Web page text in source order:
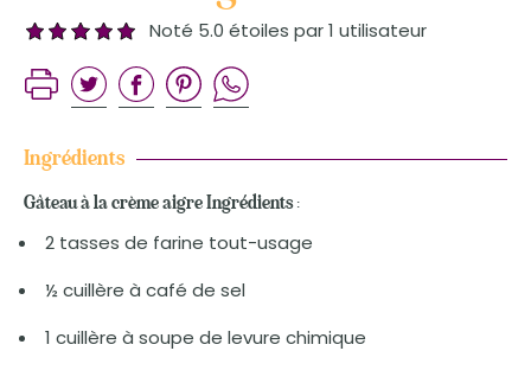
Noté 5.0 étoiles par 1 utilisateur
Ingrédients
Gâteau à la crème aigre Ingrédients :
2 tasses de farine tout-usage
½ cuillère à café de sel
1 cuillère à soupe de levure chimique